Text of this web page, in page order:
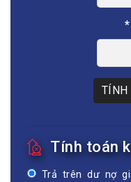
TÍNH
Tính toán
Trả trên dư nợ